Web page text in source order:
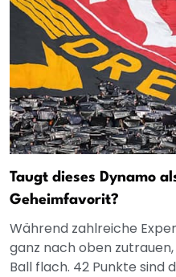
Taugt dieses Dynamo
Geheimfavorit?
Während zahlreiche
ganz nach oben
Ball flach. 42 Punkte sind